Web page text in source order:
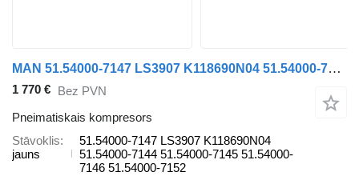
MAN 51.54000-7147 LS3907 K118690N04 51.54000-7144 51.54000-7145 51.54000-7146 51.54000-7152 pneimatiskais kompresors paredzēts kravas automašīnas
1 770 € Bez PVN
Pneimatiskais kompresors
Stāvoklis
jauns
51.54000-7147 LS3907 K118690N04
51.54000-7144 51.54000-7145 51.54000-
7146 51.54000-7152